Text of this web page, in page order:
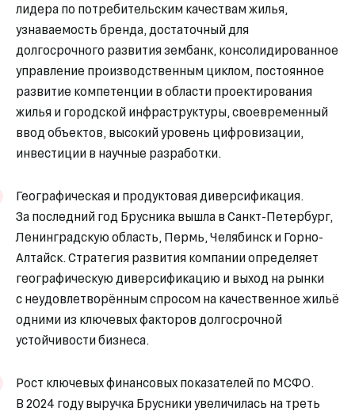
лидера по потребительским качествам жилья,
узнаваемость бренда, достаточный для
долгосрочного развития зембанк, консолидированное
управление производственным циклом, постоянное
развитие компетенции в области проектирования
жилья и городской инфраструктуры, своевременный
ввод объектов, высокий уровень цифровизации,
инвестиции в научные разработки.
Географическая и продуктовая диверсификация.
За последний год Брусника вышла в Санкт-Петербург,
Ленинградскую область, Пермь, Челябинск и Горно-
Алтайск. Стратегия развития компании определяет
географическую диверсификацию и выход на рынки
с неудовлетворённым спросом на качественное жильё
одними из ключевых факторов долгосрочной
устойчивости бизнеса.
Рост ключевых финансовых показателей по МСФО.
В 2024 году выручка Брусники увеличилась на треть